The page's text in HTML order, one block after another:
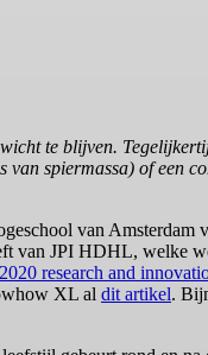
te blijven.
spiermassa) of een
van
van JPI HDHL, welke
research and
XL al dit artikel.